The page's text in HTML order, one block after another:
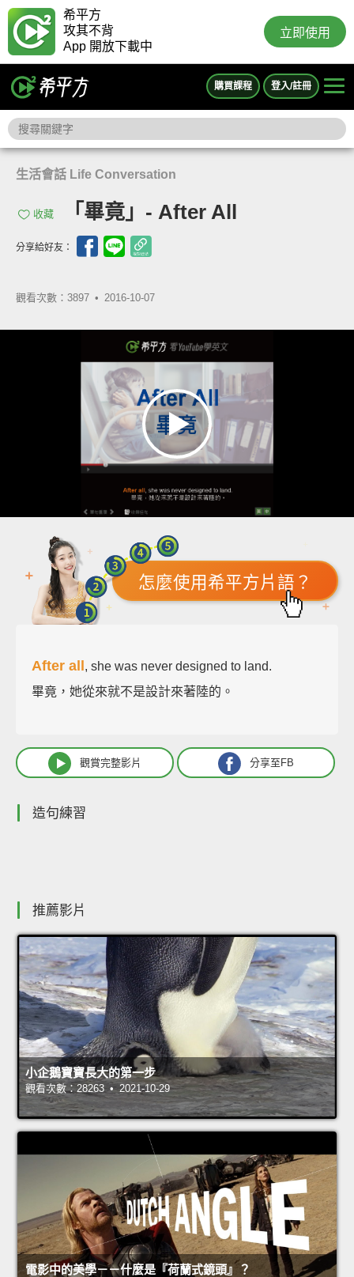
希平方
攻其不背
App 開放下載中
立即使用
購買課程 登入/註冊
生活會話 Life Conversation
收藏 「畢竟」- After All
分享給好友：
觀看次數：3897 • 2016-10-07
怎麼使用希平方片語？
After all
, she was never designed to land.
畢竟，她從來就不是設計來著陸的。
觀賞完整影片 分享至FB
造句練習
推薦影片
小企鵝寶寶長大的第一步
觀看次數：28263 • 2021-10-29
電影中的美學－－什麼是『荷蘭式鏡頭』？